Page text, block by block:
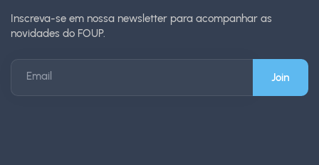
Inscreva-se em nossa newsletter para acompanhar as
novidades do FOUP.
Email